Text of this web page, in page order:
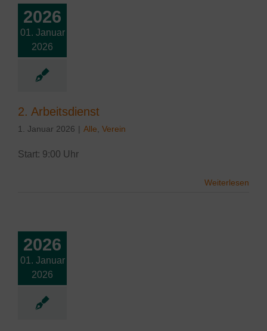
2026
01. Januar
2026
2. Arbeitsdienst
1. Januar 2026 | Alle Verein
Start: 9:00 Uhr
Weiterlesen
2026
01. Januar
2026